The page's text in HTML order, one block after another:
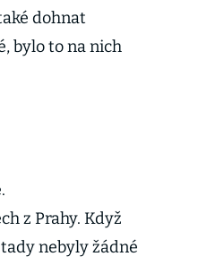
dohnat
bylo to na nich
z Prahy. Když
nebyly žádné